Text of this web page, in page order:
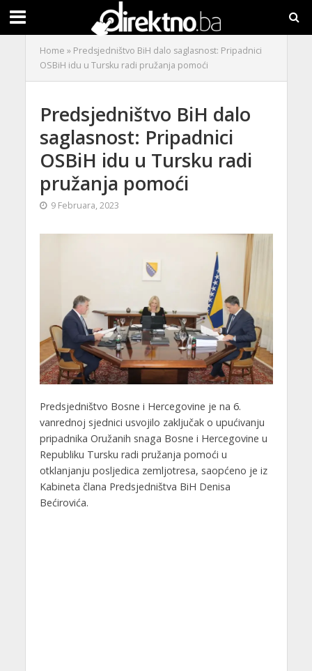
Home » Predsjedništvo BiH dalo saglasnost: Pripadnici
OSBiH idu u Tursku radi pružanja pomoći
Predsjedništvo BiH dalo
saglasnost: Pripadnici
OSBiH idu u Tursku radi
pružanja pomoći
9 Februara, 2023
Predsjedništvo Bosne i Hercegovine je na 6.
vanrednoj sjednici usvojilo zaključak o upućivanju
pripadnika Oružanih snaga Bosne i Hercegovine u
Republiku Tursku radi pružanja pomoći u
otklanjanju posljedica zemljotresa, saopćeno je iz
Kabineta člana Predsjedništva BiH Denisa
Bećirovića.